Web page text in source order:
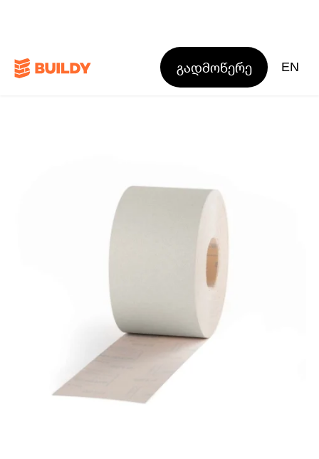
გადმოწერე EN